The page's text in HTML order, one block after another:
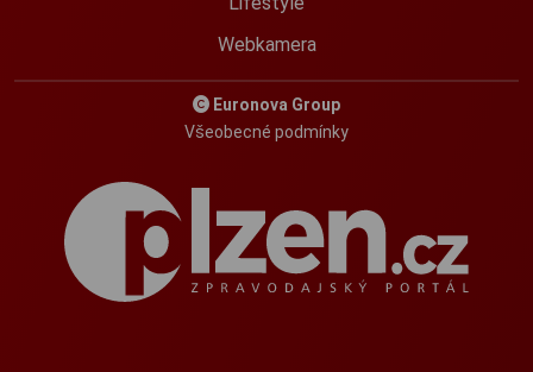
Webkamera
Euronova Group
Všeobecné podmínky